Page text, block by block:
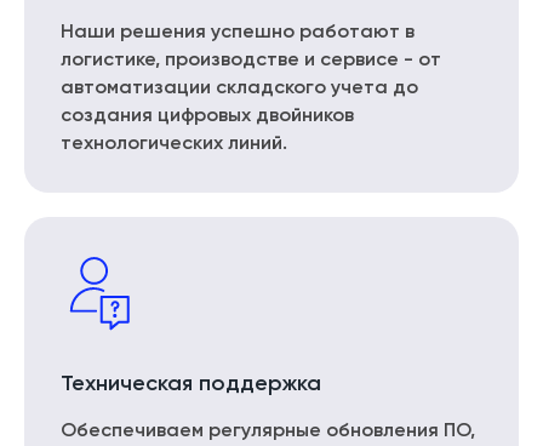
Наши решения успешно работают в
логистике, производстве и сервисе - от
автоматизации складского учета до
создания цифровых двойников
технологических линий.
Техническая поддержка
Обеспечиваем регулярные обновления ПО,